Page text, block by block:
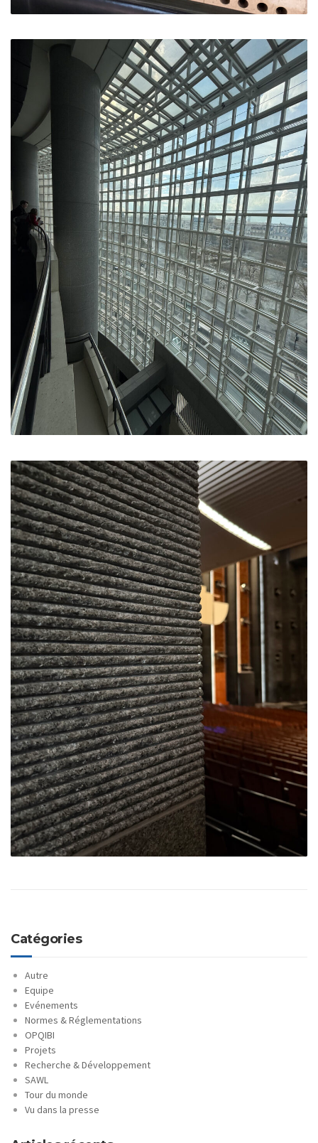
Catégories
Autre
Equipe
Evénements
Normes & Réglementations
OPQIBI
Projets
Recherche & Développement
SAWL
Tour du monde
Vu dans la presse